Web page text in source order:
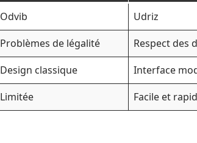
Odvib
Udriz
Problèmes de légalité
Respect des
Design classique
Interface
Limitée Facile et